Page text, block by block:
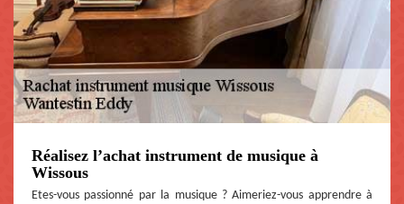
Réalisez l’achat instrument de musique à
Wissous
Etes-vous passionné par la musique ? Aimeriez-vous apprendre à